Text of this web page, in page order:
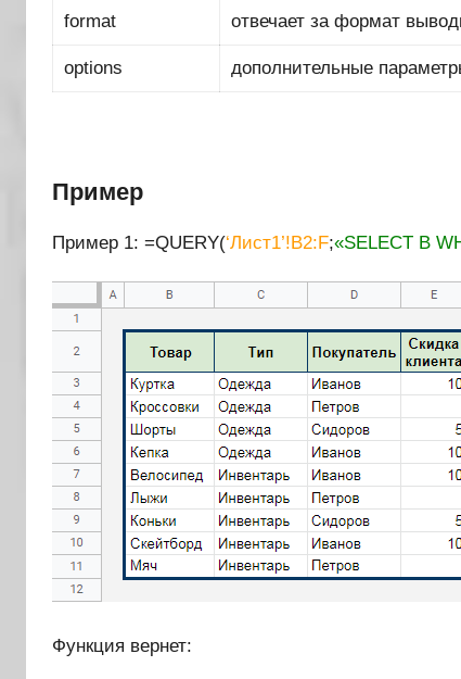
format отвечает за формат
options дополнительные
Пример
Пример 1: =QUERY(‘Лист1’!B2:F;«SELECT B
Функция вернет: